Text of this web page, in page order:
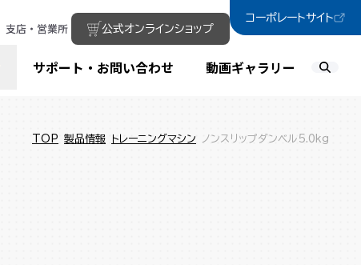
支店・営業所 公式オンラインショップ
コーポレートサイト
サポート・お問い合わせ 動画ギャラリー
TOP 製品情報 トレーニングマシン ノンスリップダンベル5.0kg